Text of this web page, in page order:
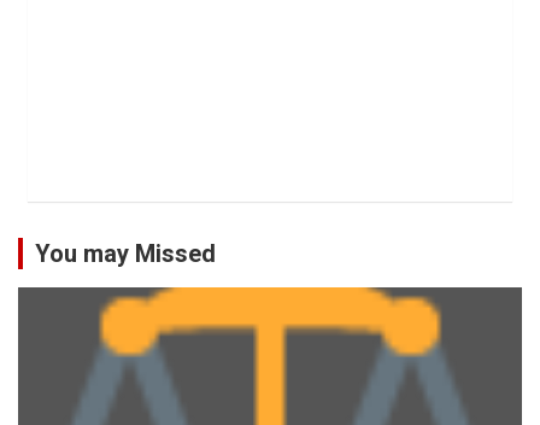
You may Missed